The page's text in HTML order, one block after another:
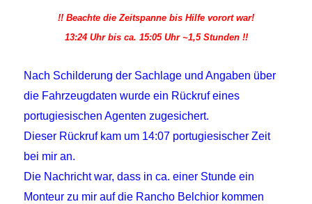
!! Beachte die Zeitspanne bis Hilfe vorort war!
13:24 Uhr bis ca. 15:05 Uhr ~1,5 Stunden !!
Nach Schilderung der Sachlage und Angaben über
die Fahrzeugdaten wurde ein Rückruf eines
portugiesischen Agenten zugesichert.
Dieser Rückruf kam um 14:07 portugiesischer Zeit
bei mir an.
Die Nachricht war, dass in ca. einer Stunde ein
Monteur zu mir auf die Rancho Belchior kommen